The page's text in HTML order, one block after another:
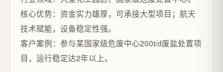
核心优势：资金实力雄厚，可承接大型项目；航天
技术赋能，设备稳定性强。
客户案例：参与某国家级危废中心200t/d废盐处置项
目，运行稳定达2年以上。